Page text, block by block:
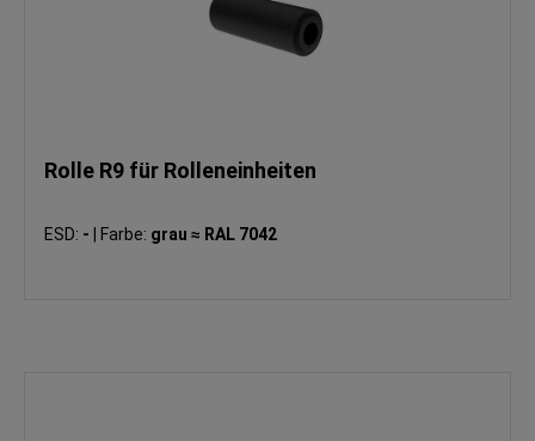
Rolle R9 für Rolleneinheiten
ESD: - Farbe: grau ≈ RAL 7042